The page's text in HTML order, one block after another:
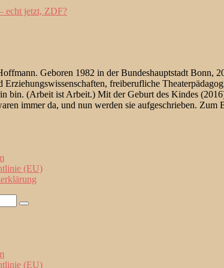
echt jetzt, ZDF?
Geboren 1982 in der Bundeshauptstadt Bonn,
Erziehungswissenschaften, freiberufliche
bin. (Arbeit ist Arbeit.) Mit der Geburt des Kindes
immer da, und nun werden sie aufgeschrieben. Zum
(EU)
Suchen
(EU)